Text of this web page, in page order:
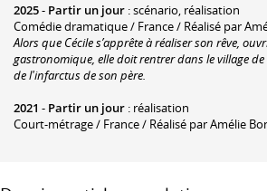
2025- Partir un jour : scénario, réalisation
Comédie dramatique / France / Réalisé par
Alors que Cécile s’apprête à réaliser son rêve,
gastronomique, elle doit rentrer dans le village
de l'infarctus de son père.
2021 - Partir un jour : réalisation
Court-métrage / France / Réalisé par Amélie